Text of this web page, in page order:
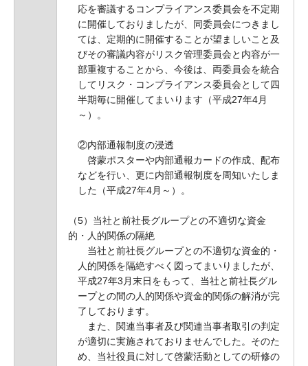
応を審議するコンプライアンス委員会を不定期
に開催しておりましたが、同委員会につきまし
ては、定期的に開催することが望ましいこと及
びその審議内容がリスク管理委員会と内容が一
部重複することから、今後は、両委員会を統合
してリスク・コンプライアンス委員会として四
半期毎に開催してまいります（平成27年4月
～）。
②内部通報制度の浸透
啓蒙ポスターや内部通報カードの作成、配布
などを行い、更に内部通報制度を周知いたしま
した（平成27年4月～）。
（5）当社と前社長グループとの不適切な資金
的・人的関係の隔絶
当社と前社長グループとの不適切な資金的・
人的関係を隔絶すべく図ってまいりましたが、
平成27年3月末日をもって、当社と前社長グル
ープとの間の人的関係や資金的関係の解消が完
了しております。
また、関連当事者及び関連当事者取引の判定
が適切に実施されておりませんでした。そのた
め、当社役員に対して啓蒙活動としての研修の